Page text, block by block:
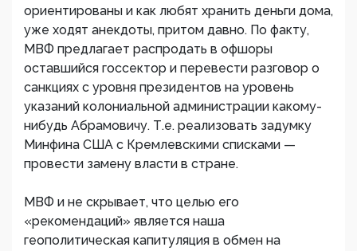
ориентированы и как любят хранить деньги дома,
уже ходят анекдоты, притом давно. По факту,
МВФ предлагает распродать в офшоры
оставшийся госсектор и перевести разговор о
санкциях с уровня президентов на уровень
указаний колониальной администрации какому-
нибудь Абрамовичу. Т.е. реализовать задумку
Минфина США с Кремлевскими списками —
провести замену власти в стране.
МВФ и не скрывает, что целью его
«рекомендаций» является наша
геополитическая капитуляция в обмен на